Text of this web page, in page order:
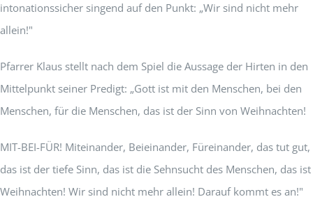
intonationssicher singend auf den Punkt: „Wir sind nicht mehr
allein!"
Pfarrer Klaus stellt nach dem Spiel die Aussage der Hirten in den
Mittelpunkt seiner Predigt: „Gott ist mit den Menschen, bei den
Menschen, für die Menschen, das ist der Sinn von Weihnachten!
MIT-BEI-FÜR! Miteinander, Beieinander, Füreinander, das tut gut,
das ist der tiefe Sinn, das ist die Sehnsucht des Menschen, das ist
Weihnachten! Wir sind nicht mehr allein! Darauf kommt es an!"